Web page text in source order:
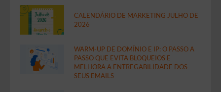
CALENDÁRIO DE MARKETING JULHO DE
2026
WARM-UP DE DOMÍNIO E IP: O PASSO A
PASSO QUE EVITA BLOQUEIOS E
MELHORA A ENTREGABILIDADE DOS
SEUS EMAILS